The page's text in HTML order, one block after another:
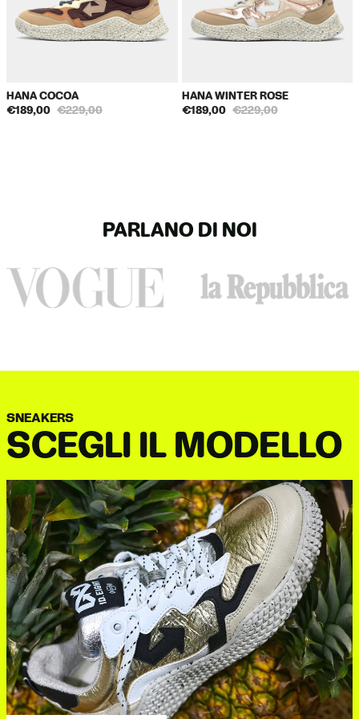
Sole
57% rubber + 25% post-production scrap rubber +
18% eco-rubber (RCS)
Shipping Bag 100% compostable plastic EN 13432
pacco per chiedere un reso. Le spese di spedizione per il rientro
della merce sono a nostro carico.
ricezione del pacco per chiedere un reso. Le spese di spedizione
Eventuali costi doganali sono a carico del cliente.
HANA COCOA
€189,00 €229,00
HANA WINTER ROSE
€189,00 €229,00
PARLANO DI NOI
SNEAKERS
SCEGLI IL MODELLO